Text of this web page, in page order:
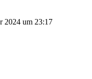
2024 um 23:17